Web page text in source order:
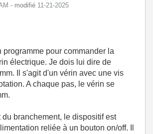
- modifié ‎11-21-2025
programme pour commander la
électrique. Je dois lui dire de
Il s'agit d'un vérin avec une vis
A chaque pas, le vérin se
du branchement, le dispositif est
reliée à un bouton on/off. Il